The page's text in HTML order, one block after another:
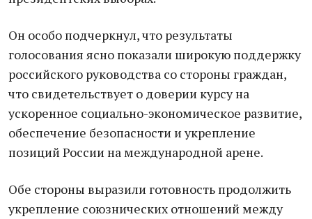
Он особо подчеркнул, что результаты
голосования ясно показали широкую поддержку
российского руководства со стороны граждан,
что свидетельствует о доверии курсу на
ускоренное социально-экономическое развитие,
обеспечение безопасности и укрепление
позиций России на международной арене.
Обе стороны выразили готовность продолжить
укрепление союзнических отношений между